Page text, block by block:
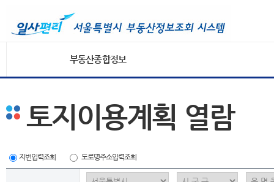
부동산종합정보
토지이용계획 열람
지번입력조회 도로명주소입력조회